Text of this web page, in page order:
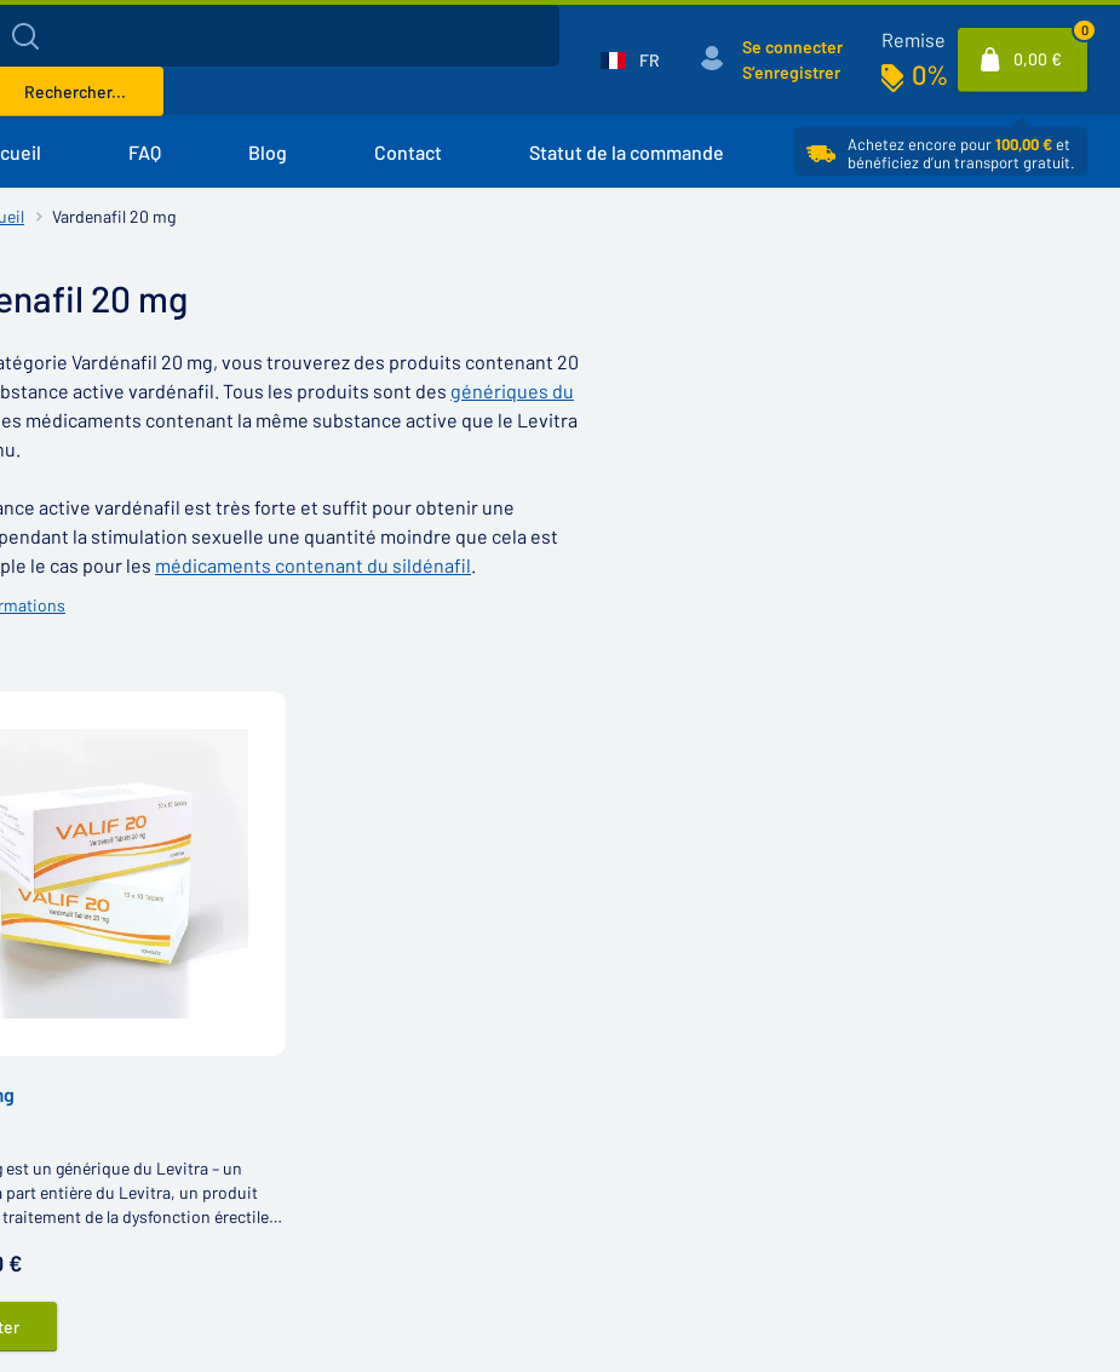
Rechercher...
FR
Se connecter
S’enregistrer
Remise
0% 0,00 €
0
FAQ Blog Contact Statut de la commande Achetez encore pour100,00 €et
bénéficiez d’un transport gratuit.
Vardenafil 20 mg
20 mg
Vardénafil 20 mg, vous trouverez des produits contenant 20
active vardénafil. Tous les produits sont des génériques du
médicaments contenant la même substance active que le Levitra
active vardénafil est très forte et suffit pour obtenir une
la stimulation sexuelle une quantité moindre que cela est
le cas pour les médicaments contenant du sildénafil.
est un générique du Levitra – un
entière du Levitra, un produit
de la dysfonction érectile
€